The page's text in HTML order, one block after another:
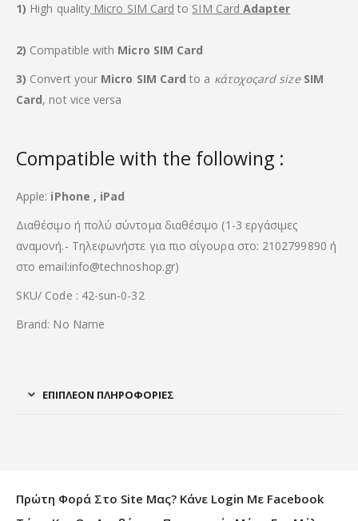
1) High quality Micro SIM Card to SIM CardAdapter
2) Compatible with Micro SIM Card
3) Convert your Micro SIM Card to a κάτοχοςard size SIM
Card, not vice versa
Compatible with the following :
Apple: iPhone , iPad
Διαθέσιμο ή πολύ σύντομα διαθέσιμο (1-3 εργάσιμες
αναμονή.- Τηλεφωνήστε για πιο σίγουρα στο: 2102799890 ή
στο email:info@technoshop.gr)
SKU/ Code : 42-sun-0-32
Brand: No Name
ΕΠΙΠΛΈΟΝ ΠΛΗΡΟΦΟΡΊΕΣ
Πρώτη Φορά Στο Site Μας? Κάνε Login Με Facebook